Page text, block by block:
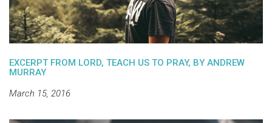
EXCERPT FROM LORD, TEACH US TO PRAY, BY ANDREW
MURRAY
March 15, 2016